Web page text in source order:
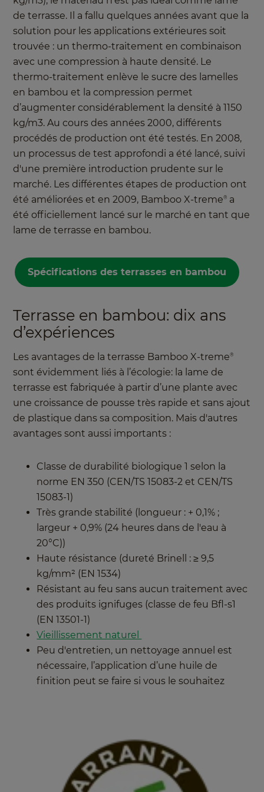
de terrasse. Il a fallu quelques années avant que la
solution pour les applications extérieures soit
trouvée : un thermo-traitement en combinaison
avec une compression à haute densité. Le
thermo-traitement enlève le sucre des lamelles
en bambou et la compression permet
d’augmenter considérablement la densité à 1150
kg/m3. Au cours des années 2000, différents
procédés de production ont été testés. En 2008,
un processus de test approfondi a été lancé, suivi
d'une première introduction prudente sur le
marché. Les différentes étapes de production ont
été améliorées et en 2009, Bamboo X-treme® a
été officiellement lancé sur le marché en tant que
lame de terrasse en bambou.
Spécifications des terrasses en bambou
Terrasse en bambou: dix ans
d’expériences
Les avantages de la terrasse Bamboo X-treme®
sont évidemment liés à l’écologie: la lame de
terrasse est fabriquée à partir d’une plante avec
une croissance de pousse très rapide et sans ajout
de plastique dans sa composition. Mais d'autres
avantages sont aussi importants :
Classe de durabilité biologique 1 selon la
norme EN 350 (CEN/TS 15083-2 et CEN/TS
15083-1)
Très grande stabilité (longueur : + 0,1% ;
largeur + 0,9% (24 heures dans de l'eau à
20°C))
Haute résistance (dureté Brinell : ≥ 9,5
kg/mm² (EN 1534)
Résistant au feu sans aucun traitement avec
des produits ignifuges (classe de feu Bfl-s1
(EN 13501-1)
Vieillissement naturel
Peu d'entretien, un nettoyage annuel est
nécessaire, l’application d’une huile de
finition peut se faire si vous le souhaitez